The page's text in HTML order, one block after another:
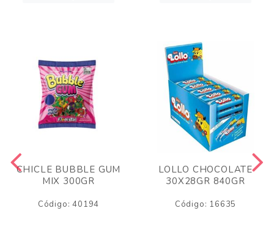
CHICLE BUBBLE GUM
MIX 300GR
Código: 40194
LOLLO CHOCOLATE
30X28GR 840GR
Código: 16635